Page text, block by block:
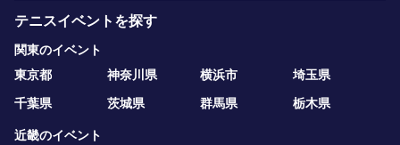
テニスイベントを探す
関東のイベント
東京都
神奈川県 横浜市
埼玉県
千葉県
茨城県 群馬県 栃木県
近畿のイベント